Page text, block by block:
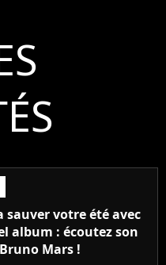
sauver votre été avec
album : écoutez son
Mars !